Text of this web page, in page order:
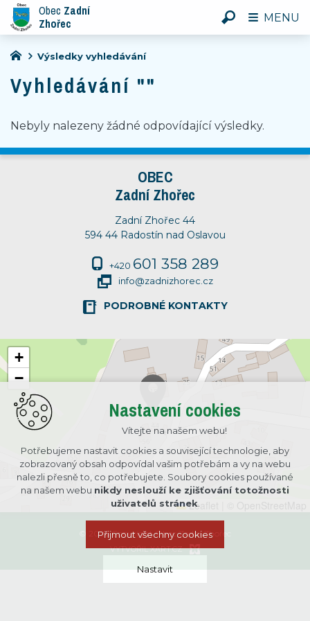
Výsledky vyhledávání
Vyhledávání ""
Nebyly nalezeny žádné odpovídající výsledky.
OBEC
Zadní Zhořec
Zadní Zhořec 44
594 44 Radostín nad Oslavou
+420 601 358 289
info@zadnizhorec.cz
PODROBNÉ KONTAKTY
+
−
Leaflet
© 2026 Copyright Obec Zadní Zhořec
VYTVOŘIL XART.CZ
Obec Zadní
Zhořec
MENU
Nastavení cookies
Vítejte na našem webu!
Potřebujeme nastavit cookies a související technologie, aby
zobrazovaný obsah odpovídal vašim potřebám a vy na webu
nalezli přesně to, co potřebujete. Soubory cookies používané
na našem webu nikdy neslouží ke zjišťování totožnosti
uživatelů stránek.
Přijmout všechny cookies
Nastavit